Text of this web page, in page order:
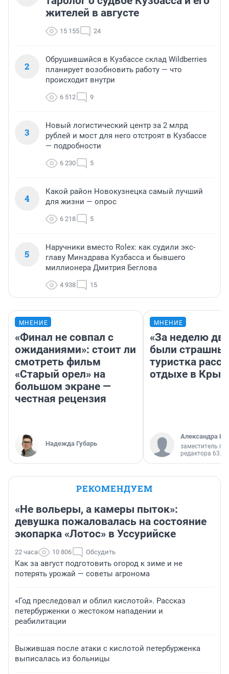
жителей в августе
15 155 24
2
Обрушившийся в Кузбассе склад Wildberries
планирует возобновить работу — что
происходит внутри
6 512 9
3
Новый логистический центр за 2 млрд
рублей и мост для него отстроят в Кузбассе
— подробности
6 230 5
4
Какой район Новокузнецка самый лучший
для жизни — опрос
6 218 5
5
Наручники вместо Rolex: как судили экс-
главу Минздрава Кузбасса и бывшего
миллионера Дмитрия Беглова
4 938 15
МНЕНИЕ
«Финал не совпал с
ожиданиями»: стоит ли
смотреть фильм
«Старый орел» на
большом экране —
честная рецензия
Надежда Губарь
МНЕНИЕ
«За неделю
были
туристка
отдыхе в
Александра
заместитель
редактора 63.RU
РЕКОМЕНДУЕМ
«Не вольеры, а камеры пыток»:
девушка пожаловалась на состояние
экопарка «Лотос» в Уссурийске
22 часа 10 806 Обсудить
Как за август подготовить огород к зиме и не
потерять урожай — советы агронома
«Год преследовал и облил кислотой». Рассказ
петербурженки о жестоком нападении и
реабилитации
Выжившая после атаки с кислотой петербурженка
выписалась из больницы